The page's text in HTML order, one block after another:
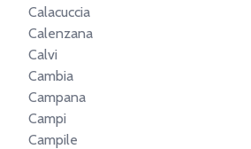
Calacuccia
Calenzana
Calvi
Cambia
Campana
Campi
Campile